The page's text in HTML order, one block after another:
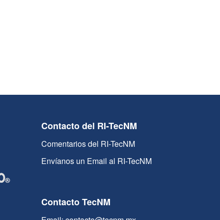
Contacto del RI-TecNM
Comentarios del RI-TecNM
Envíanos un Email al RI-TecNM
Contacto TecNM